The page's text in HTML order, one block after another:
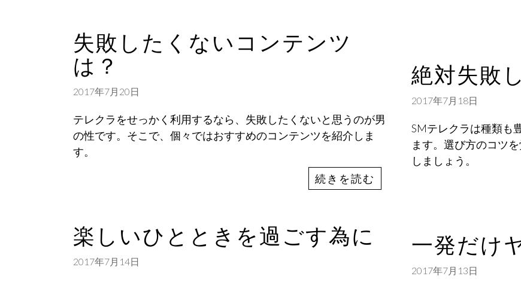
失敗したくないコンテンツ
は？
2017年7月20日
テレクラをせっかく利用するなら、失敗したくないと思うのが男
の性です。そこで、個々ではおすすめのコンテンツを紹介しま
す。
続きを読む
絶対失敗
2017年7月18日
SMテレクラは種類も
ます。選び方のコツ
しましょう。
楽しいひとときを過ごす為に
2017年7月14日
一発だけ
2017年7月13日